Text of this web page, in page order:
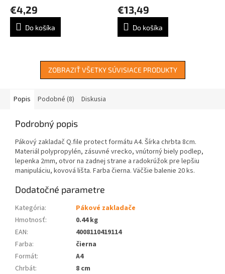
€4,29
Do košíka
€13,49
Do košíka
ZOBRAZIŤ VŠETKY SÚVISIACE PRODUKTY
Popis Podobné (8) Diskusia
Podrobný popis
Pákový zakladač Q.file protect formátu A4. Šírka chrbta 8cm.
Materiál polypropylén, zásuvné vrecko, vnútorný biely podlep,
lepenka 2mm, otvor na zadnej strane a radokrúžok pre lepšiu
manipuláciu, kovová lišta. Farba čierna. Väčšie balenie 20 ks.
Dodatočné parametre
Kategória:
Pákové zakladače
Hmotnosť:
0.44 kg
EAN:
4008110419114
Farba:
čierna
Formát:
A4
Chrbát:
8 cm